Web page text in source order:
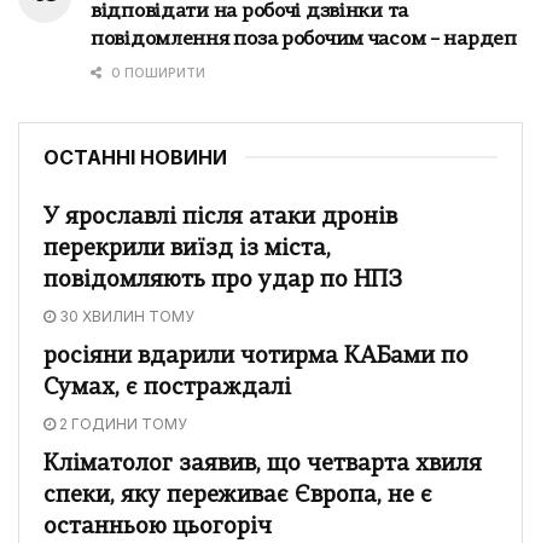
відповідати на робочі дзвінки та
повідомлення поза робочим часом – нардеп
0 ПОШИРИТИ
ОСТАННІ НОВИНИ
У ярославлі після атаки дронів
перекрили виїзд із міста,
повідомляють про удар по НПЗ
30 ХВИЛИН ТОМУ
росіяни вдарили чотирма КАБами по
Сумах, є постраждалі
2 ГОДИНИ ТОМУ
Кліматолог заявив, що четварта хвиля
спеки, яку переживає Європа, не є
останньою цьогоріч